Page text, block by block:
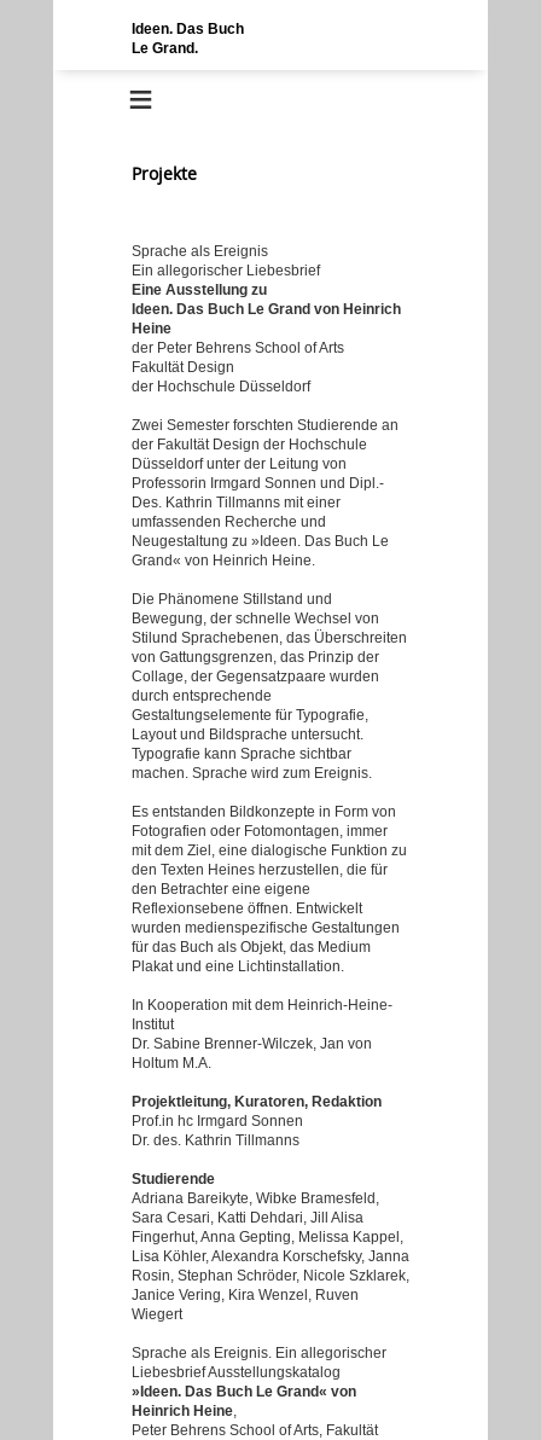
Ideen. Das Buch
Le Grand.
≡
Projekte
Sprache als Ereignis
Ein allegorischer Liebesbrief
Eine Ausstellung zu
Ideen. Das Buch Le Grand von Heinrich
Heine
der Peter Behrens School of Arts
Fakultät Design
der Hochschule Düsseldorf
Zwei Semester forschten Studierende an
der Fakultät Design der Hochschule
Düsseldorf unter der Leitung von
Professorin Irmgard Sonnen und Dipl.-
Des. Kathrin Tillmanns mit einer
umfassenden Recherche und
Neugestaltung zu »Ideen. Das Buch Le
Grand« von Heinrich Heine.
Die Phänomene Stillstand und
Bewegung, der schnelle Wechsel von
Stilund Sprachebenen, das Überschreiten
von Gattungsgrenzen, das Prinzip der
Collage, der Gegensatzpaare wurden
durch entsprechende
Gestaltungselemente für Typografie,
Layout und Bildsprache untersucht.
Typografie kann Sprache sichtbar
machen. Sprache wird zum Ereignis.
Es entstanden Bildkonzepte in Form von
Fotografien oder Fotomontagen, immer
mit dem Ziel, eine dialogische Funktion zu
den Texten Heines herzustellen, die für
den Betrachter eine eigene
Reflexionsebene öffnen. Entwickelt
wurden medienspezifische Gestaltungen
für das Buch als Objekt, das Medium
Plakat und eine Lichtinstallation.
In Kooperation mit dem Heinrich-Heine-
Institut
Dr. Sabine Brenner-Wilczek, Jan von
Holtum M.A.
Projektleitung, Kuratoren, Redaktion
Prof.in hc Irmgard Sonnen
Dr. des. Kathrin Tillmanns
Studierende
Adriana Bareikyte, Wibke Bramesfeld,
Sara Cesari, Katti Dehdari, Jill Alisa
Fingerhut, Anna Gepting, Melissa Kappel,
Lisa Köhler, Alexandra Korschefsky, Janna
Rosin, Stephan Schröder, Nicole Szklarek,
Janice Vering, Kira Wenzel, Ruven
Wiegert
Sprache als Ereignis. Ein allegorischer
Liebesbrief Ausstellungskatalog
»Ideen. Das Buch Le Grand« von
Heinrich Heine,
Peter Behrens School of Arts, Fakultät